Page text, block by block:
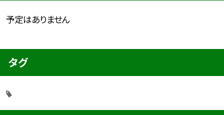
予定はありません
タグ